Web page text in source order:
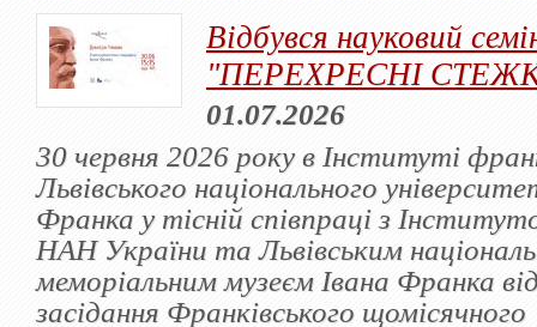
Відбувся науковий
"ПЕРЕХРЕСНІ
01.07.2026
30 червня 2026 року в Інституті
Львівського національного
Франка у тісній співпраці з
НАН України та Львівським
меморіальним музеєм Івана Франка
засідання Франківського щомісячного